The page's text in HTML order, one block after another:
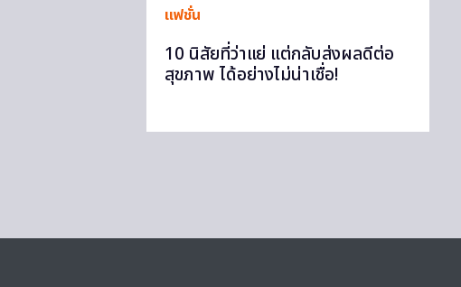
แฟชั่น
10 นิสัยที่ว่าแย่ แต่กลับส่งผลดีต่อ
สุขภาพ ได้อย่างไม่น่าเชื่อ!